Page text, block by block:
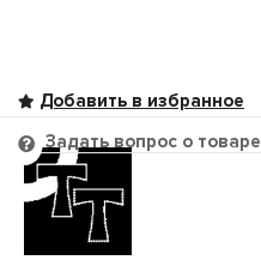
Задать вопрос о товаре